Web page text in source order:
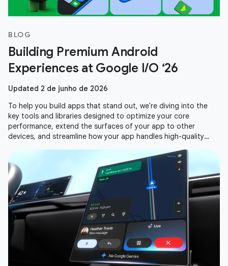
BLOG
Building Premium Android
Experiences at Google I/O ‘26
Updated 2 de junho de 2026
To help you build apps that stand out, we're diving into the
key tools and libraries designed to optimize your core
performance, extend the surfaces of your app to other
devices, and streamline how your app handles high-quality